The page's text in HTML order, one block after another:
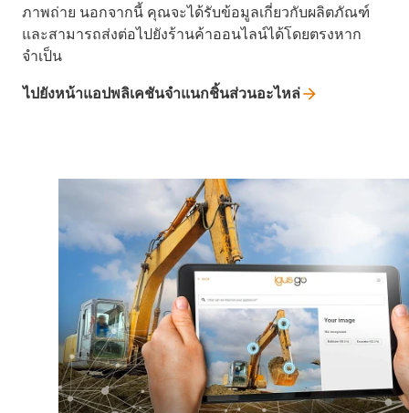
ภาพถ่าย นอกจากนี้ คุณจะได้รับข้อมูลเกี่ยวกับผลิตภัณฑ์
และสามารถส่งต่อไปยังร้านค้าออนไลน์ได้โดยตรงหาก
จำเป็น
ไปยังหน้าแอปพลิเคชันจำแนกชิ้นส่วนอะไหล่